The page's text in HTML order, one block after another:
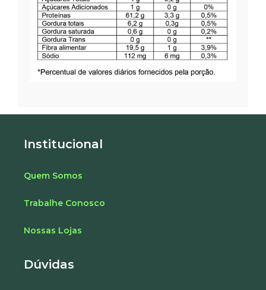
Institucional
Quem Somos
Trabalhe Conosco
Nossas Lojas
Dúvidas